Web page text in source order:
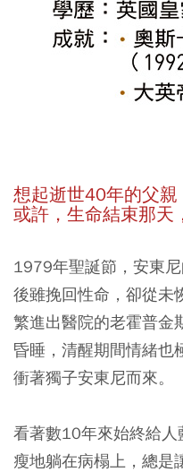
想起逝世40年的父親
或許，生命結束那天
1979年聖誕節，安東
後雖挽回性命，卻從未
繁進出醫院的老霍普金
昏睡，清醒期間情緒也
衝著獨子安東尼而來。
看著數10年來始終給
瘦地躺在病榻上，總是